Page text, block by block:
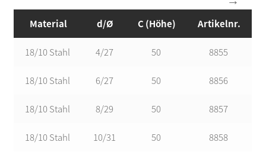
Material d/Ø C (Höhe) Artikelnr.
18/10 Stahl 4/27 50 8855
18/10 Stahl 6/27 50 8856
18/10 Stahl 8/29 50 8857
18/10 Stahl 10/31 50 8858